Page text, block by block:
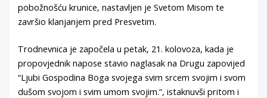
pobožnošću krunice, nastavljen je Svetom Misom te
završio klanjanjem pred Presvetim.
Trodnevnica je započela u petak, 21. kolovoza, kada je
propovjednik napose stavio naglasak na Drugu zapovijed
“Ljubi Gospodina Boga svojega svim srcem svojim i svom
dušom svojom i svim umom svojim.“, istaknuvši pritom i